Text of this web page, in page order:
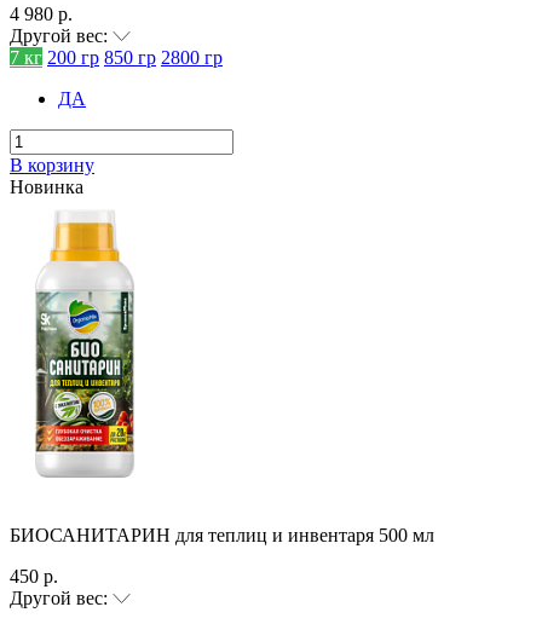
4 980 р.
Другой вес:
7 кг 200 гр 850 гр 2800 гр
ДА
В корзину
Новинка
БИОСАНИТАРИН для теплиц и инвентаря 500 мл
450 р.
Другой вес: